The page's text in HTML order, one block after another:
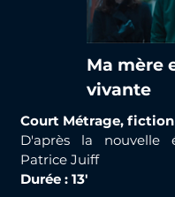
Ma mère
vivante
Court Métrage, fiction
D'après la nouvelle
Patrice Juiff
Durée : 13'